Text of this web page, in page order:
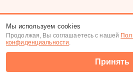
Мы используем cookies
Продолжая, Вы соглашаетесь с нашей
конфиденциальности.
Принять